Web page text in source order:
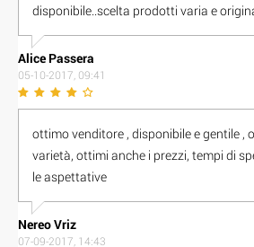
disponibile..scelta prodotti varia e
Alice Passera
05-10-2017, 09:41
ottimo venditore , disponibile e gentile ,
varietà, ottimi anche i prezzi, tempi di
le aspettative
Nereo Vriz
07-09-2017, 14:43